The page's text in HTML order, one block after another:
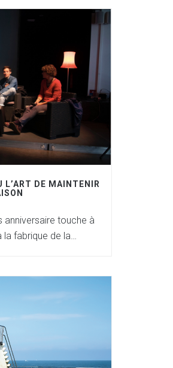
L’ART DE MAINTENIR
anniversaire touche à
la fabrique de la…